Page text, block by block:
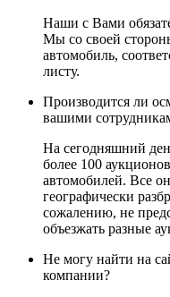
Наши с Вами
Мы со своей
автомобиль,
листу.
Производится ли
вашими
На сегодняшний
более 100
автомобилей. Все
географически
сожалению, не
объезжать разные
Не могу найти на
компании?